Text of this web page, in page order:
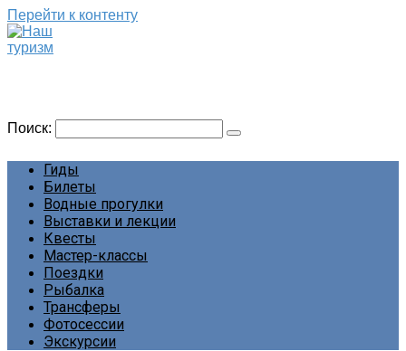
Перейти к контенту
Поиск:
Гиды
Билеты
Водные прогулки
Выставки и лекции
Квесты
Мастер-классы
Поездки
Рыбалка
Трансферы
Фотосессии
Экскурсии